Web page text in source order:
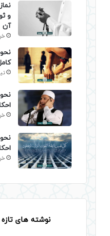
و
آن
تیر 16,
نوشته های تازه